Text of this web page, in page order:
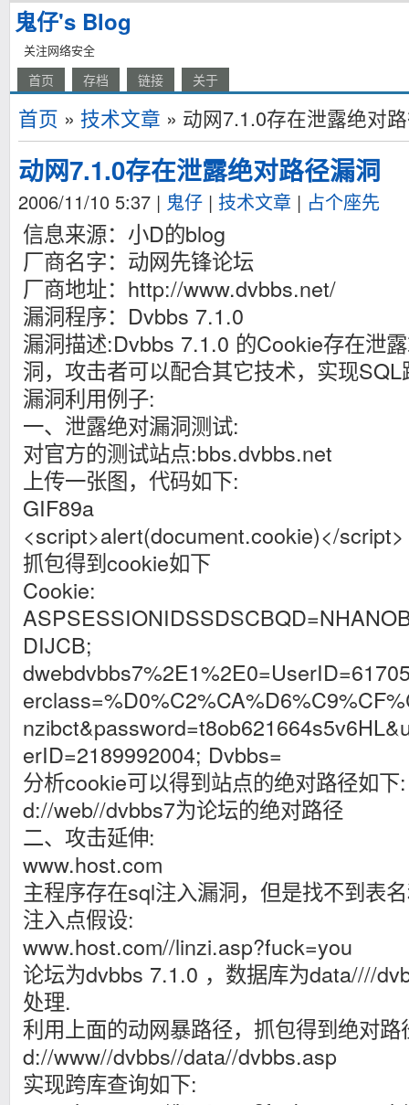
鬼仔's Blog
关注网络安全
首页 存档 链接 关于
首页 » 技术文章 » 动网7.1.0存在泄露绝对
动网7.1.0存在泄露绝对路径漏洞
2006/11/10 5:37 | 鬼仔 | 技术文章 | 占个座先
信息来源：小D的blog
厂商名字：动网先锋论坛
厂商地址：http://www.dvbbs.net/
漏洞程序：Dvbbs 7.1.0
漏洞描述:Dvbbs 7.1.0 的Cookie存在泄
洞，攻击者可以配合其它技术，实现
漏洞利用例子:
一、泄露绝对漏洞测试:
对官方的测试站点:bbs.dvbbs.net
上传一张图，代码如下:
GIF89a
<script>alert(document.cookie)</script>
抓包得到cookie如下
Cookie:
DIJCB;
nzibc
erID=2189992004; Dvbbs=
分析cookie可以得到站点的绝对路径如下:
d://web//dvbbs7为论坛的绝对路径
二、攻击延伸:
www.host.com
主程序存在sql注入漏洞，但是找不到表
注入点假设:
www.host.com//linzi.asp?fuck=you
论坛为dvbbs 7.1.0 ，数据库为data////
处理.
利用上面的动网暴路径，抓包得到绝对路
d://www//dvbbs//data//dvbbs.asp
实现跨库查询如下: